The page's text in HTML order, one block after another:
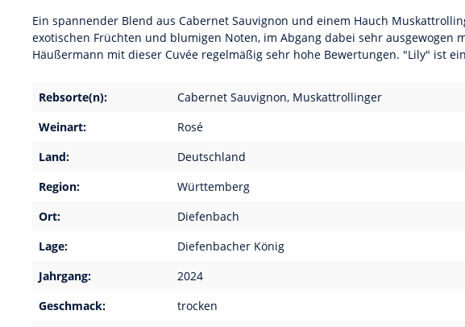
Ein spannender Blend aus Cabernet Sauvignon und einem Hauch
exotischen Früchten und blumigen Noten, im Abgang dabei sehr
Häußermann mit dieser Cuvée regelmäßig sehr hohe Bewertungen. "Lily" ist
Rebsorte(n):
Cabernet Sauvignon, Muskattrollinger
Weinart:
Rosé
Land:
Deutschland
Region:
Württemberg
Ort:
Diefenbach
Lage:
Diefenbacher König
Jahrgang:
2024
Geschmack:
trocken